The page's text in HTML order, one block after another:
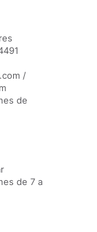
/
de
de 7 a